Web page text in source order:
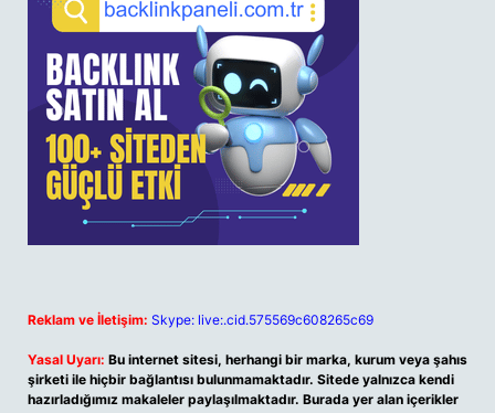
Reklam ve İletişim: Skype: live:.cid.575569c608265c69
Yasal Uyarı: Bu internet sitesi, herhangi bir marka, kurum veya şahıs
şirketi ile hiçbir bağlantısı bulunmamaktadır. Sitede yalnızca kendi
hazırladığımız makaleler paylaşılmaktadır. Burada yer alan içerikler